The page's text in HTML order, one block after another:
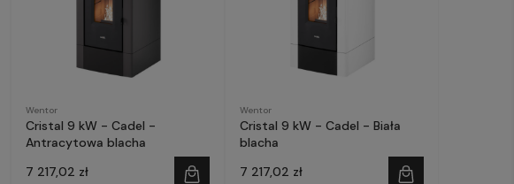
Wentor
Cristal 9 kW - Cadel -
Antracytowa blacha
7 217,02 zł
Wentor
Cristal 9 kW - Cadel - Biała
blacha
7 217,02 zł